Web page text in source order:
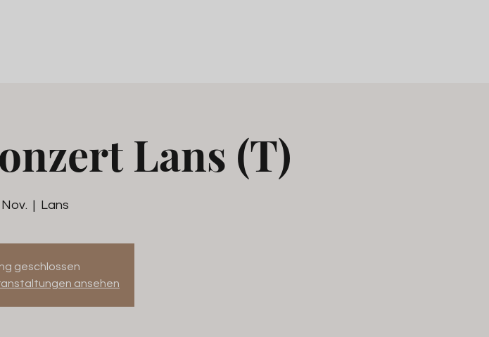
Lans (T)
Nov.
  |
Lans
geschlossen
ansehen